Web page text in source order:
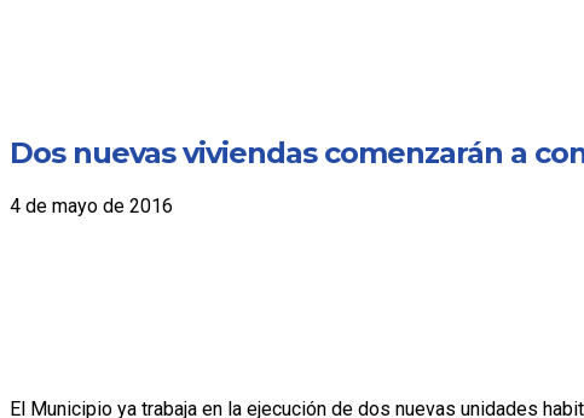
Dos nuevas viviendas comenzarán a
4 de mayo de 2016
El Municipio ya trabaja en la ejecución de dos nuevas unidades